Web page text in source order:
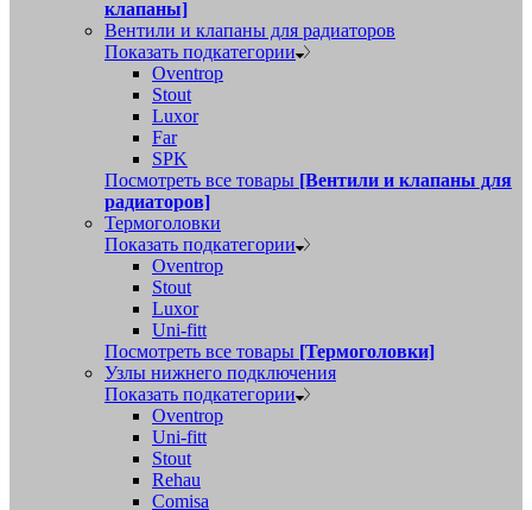
клапаны]
Вентили и клапаны для радиаторов
Показать подкатегории
Oventrop
Stout
Luxor
Far
SPK
Посмотреть все товары [Вентили и клапаны для
радиаторов]
Термоголовки
Показать подкатегории
Oventrop
Stout
Luxor
Uni-fitt
Посмотреть все товары [Термоголовки]
Узлы нижнего подключения
Показать подкатегории
Oventrop
Uni-fitt
Stout
Rehau
Comisa